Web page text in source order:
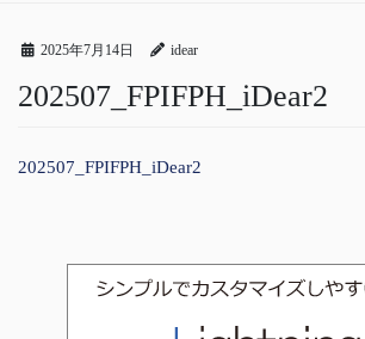
2025年7月14日 idear
202507_FPIFPH_iDear2
202507_FPIFPH_iDear2